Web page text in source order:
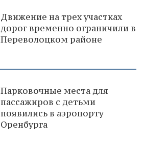
Движение на трех участках
дорог временно ограничили в
Переволоцком районе
Парковочные места для
пассажиров с детьми
появились в аэропорту
Оренбурга